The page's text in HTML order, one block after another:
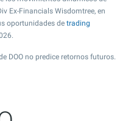
Ex-Financials Wisdomtree, en
oportunidades de trading
DOO no predice retornos futuros.